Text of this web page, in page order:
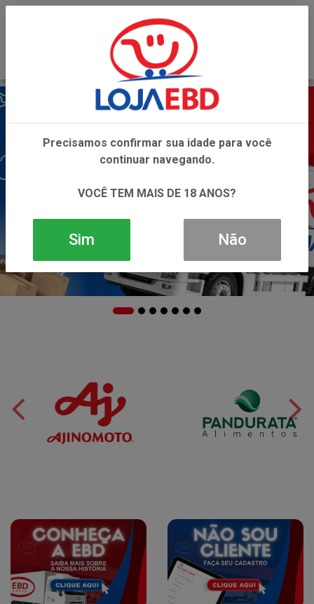
Precisamos confirmar sua idade para você
continuar navegando.
VOCÊ TEM MAIS DE 18 ANOS?
Sim Não